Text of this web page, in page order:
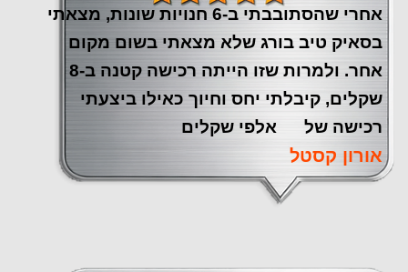
אחרי שהסתובבתי ב-6 חנויות שונות, מצאתי
בסאיק טיב בורג שלא מצאתי בשום מקום
אחר. ולמרות שזו הייתה רכישה קטנה ב-8
שקלים, קיבלתי יחס וחיוך כאילו ביצעתי
רכישה של אלפי שקלים
אורון קסטל